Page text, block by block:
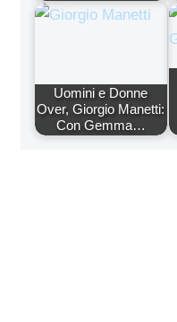
Uomini e Donne
Over, Giorgio Manetti:
Con Gemma…